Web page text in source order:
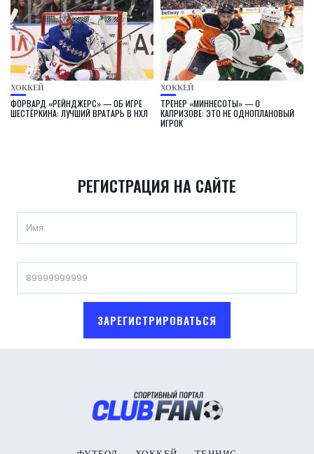
ХОККЕЙ
ФОРВАРД «РЕЙНДЖЕРС» — ОБ ИГРЕ
ШЕСТЁРКИНА: ЛУЧШИЙ ВРАТАРЬ В НХЛ
ХОККЕЙ
ТРЕНЕР «МИННЕСОТЫ» — О
КАПРИЗОВЕ: ЭТО НЕ ОДНОПЛАНОВЫЙ
ИГРОК
РЕГИСТРАЦИЯ НА САЙТЕ
ЗАРЕГИСТРИРОВАТЬСЯ